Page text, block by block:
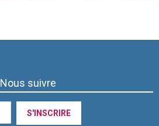
Nous suivre